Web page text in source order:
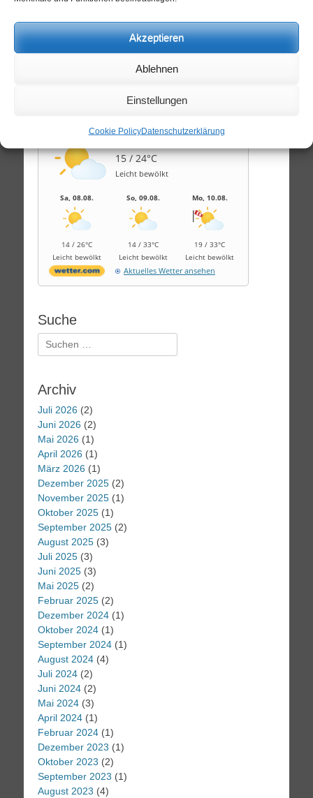
Akzeptieren
Ablehnen
Einstellungen
Cookie PolicyDatenschutzerklärung
geöffnet.
Wetter Leipzig
15 / 24°C
Leicht bewölkt
Sa, 08.08.
14 / 26°C
Leicht bewölkt
So, 09.08.
14 / 33°C
Leicht bewölkt
Mo, 10.08.
19 / 33°C
Leicht bewölkt
Aktuelles Wetter ansehen
Suche
Suchen
nach:
Archiv
Juli 2026 (2)
Juni 2026 (2)
Mai 2026 (1)
April 2026 (1)
März 2026 (1)
Dezember 2025 (2)
November 2025 (1)
Oktober 2025 (1)
September 2025 (2)
August 2025 (3)
Juli 2025 (3)
Juni 2025 (3)
Mai 2025 (2)
Februar 2025 (2)
Dezember 2024 (1)
Oktober 2024 (1)
September 2024 (1)
August 2024 (4)
Juli 2024 (2)
Juni 2024 (2)
Mai 2024 (3)
April 2024 (1)
Februar 2024 (1)
Dezember 2023 (1)
Oktober 2023 (2)
September 2023 (1)
August 2023 (4)